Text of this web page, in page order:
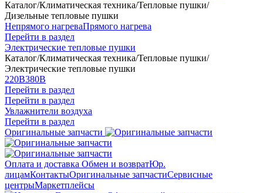
Каталог/Климатическая техника/Тепловые пушки/
Дизельные тепловые пушки
Непрямого нагреваПрямого нагрева
Перейти в раздел
Электрические тепловые пушки
Каталог/Климатическая техника/Тепловые пушки/
Электрические тепловые пушки
220В380В
Перейти в раздел
Перейти в раздел
Увлажнители воздуха
Перейти в раздел
Оригинальные запчасти
Оплата и доставка Обмен и возвратЮр.
лицамКонтактыОригинальные запчастиСервисные
центрыМаркетплейсы